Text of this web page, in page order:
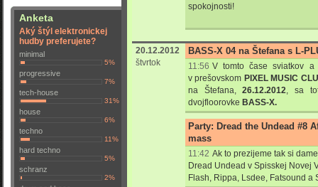
Anketa
Aký štýl elektronickej
hudby preferujete?
minimal
5%
progressive
7%
tech-house
31%
house
6%
techno
11%
hard techno
5%
schranz
2%
spokojnosti!
20.12.2012
štvrtok
BASS-X 04 na Štefana s L-
11:56 V tomto čase sviatkov a
v prešovskom PIXEL MUSIC
na Štefana,26.12.2012, sa
dvojfloorovke BASS-X.
Party: Dread the Undead #8
mass
11:42 Ak to prezijeme tak si
Dread Undead v Spisskej Novej
Flash, Rippa, Lsdee, Fatsound a